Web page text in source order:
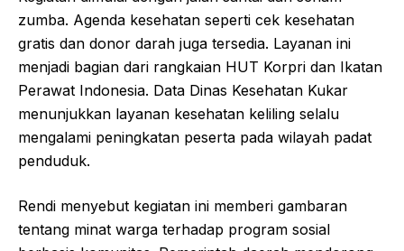
zumba. Agenda kesehatan seperti cek kesehatan
gratis dan donor darah juga tersedia. Layanan ini
menjadi bagian dari rangkaian HUT Korpri dan Ikatan
Perawat Indonesia. Data Dinas Kesehatan Kukar
menunjukkan layanan kesehatan keliling selalu
mengalami peningkatan peserta pada wilayah padat
penduduk.
Rendi menyebut kegiatan ini memberi gambaran
tentang minat warga terhadap program sosial